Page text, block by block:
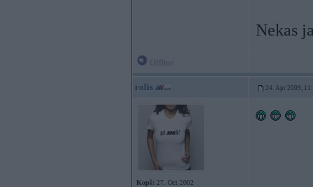
Nekas
rolis 24. Apr 2009,
Kopš: 27. Oct 2002